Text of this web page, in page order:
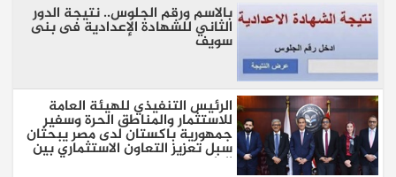
بالاسم ورقم الجلوس.. نتيجة الدور
الثاني للشهادة الإعدادية فى بنى
سويف
الرئيس التنفيذي للهيئة العامة
للاستثمار والمناطق الحرة وسفير
جمهورية باكستان لدى مصر يبحثان
سبل تعزيز التعاون الاستثماري بين
البلدين